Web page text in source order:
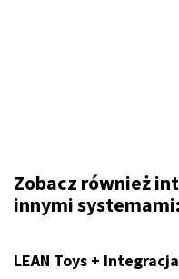
Zobacz również
innymi systemami:
LEAN Toys +